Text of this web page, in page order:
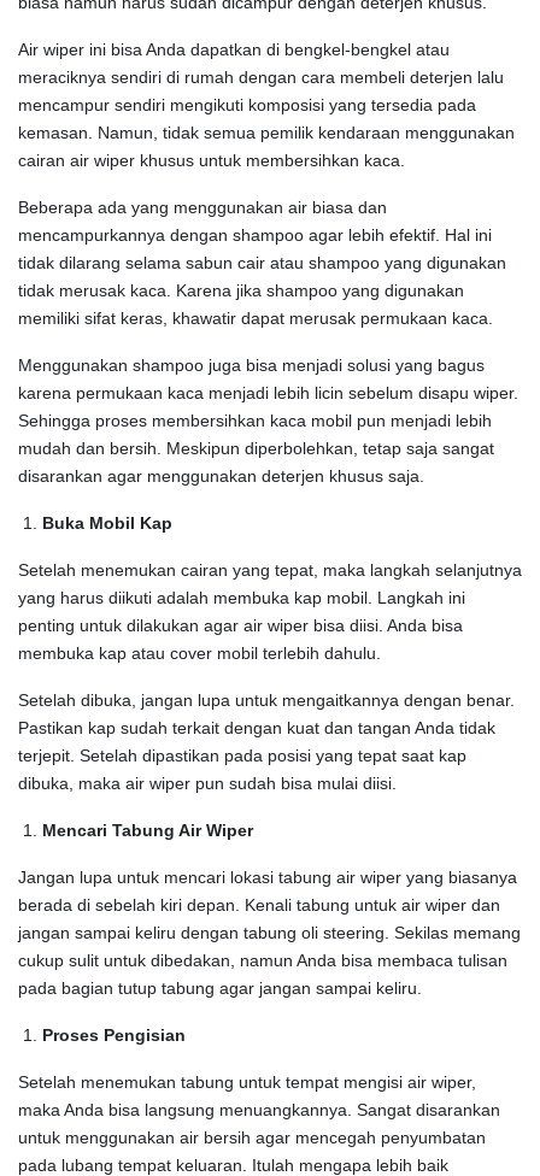
Air wiper ini bisa Anda dapatkan di bengkel-bengkel atau
meraciknya sendiri di rumah dengan cara membeli deterjen lalu
mencampur sendiri mengikuti komposisi yang tersedia pada
kemasan. Namun, tidak semua pemilik kendaraan menggunakan
cairan air wiper khusus untuk membersihkan kaca.
Beberapa ada yang menggunakan air biasa dan
mencampurkannya dengan shampoo agar lebih efektif. Hal ini
tidak dilarang selama sabun cair atau shampoo yang digunakan
tidak merusak kaca. Karena jika shampoo yang digunakan
memiliki sifat keras, khawatir dapat merusak permukaan kaca.
Menggunakan shampoo juga bisa menjadi solusi yang bagus
karena permukaan kaca menjadi lebih licin sebelum disapu wiper.
Sehingga proses membersihkan kaca mobil pun menjadi lebih
mudah dan bersih. Meskipun diperbolehkan, tetap saja sangat
disarankan agar menggunakan deterjen khusus saja.
Buka Mobil Kap
Setelah menemukan cairan yang tepat, maka langkah selanjutnya
yang harus diikuti adalah membuka kap mobil. Langkah ini
penting untuk dilakukan agar air wiper bisa diisi. Anda bisa
membuka kap atau cover mobil terlebih dahulu.
Setelah dibuka, jangan lupa untuk mengaitkannya dengan benar.
Pastikan kap sudah terkait dengan kuat dan tangan Anda tidak
terjepit. Setelah dipastikan pada posisi yang tepat saat kap
dibuka, maka air wiper pun sudah bisa mulai diisi.
Mencari Tabung Air Wiper
Jangan lupa untuk mencari lokasi tabung air wiper yang biasanya
berada di sebelah kiri depan. Kenali tabung untuk air wiper dan
jangan sampai keliru dengan tabung oli steering. Sekilas memang
cukup sulit untuk dibedakan, namun Anda bisa membaca tulisan
pada bagian tutup tabung agar jangan sampai keliru.
Proses Pengisian
Setelah menemukan tabung untuk tempat mengisi air wiper,
maka Anda bisa langsung menuangkannya. Sangat disarankan
untuk menggunakan air bersih agar mencegah penyumbatan
pada lubang tempat keluaran. Itulah mengapa lebih baik